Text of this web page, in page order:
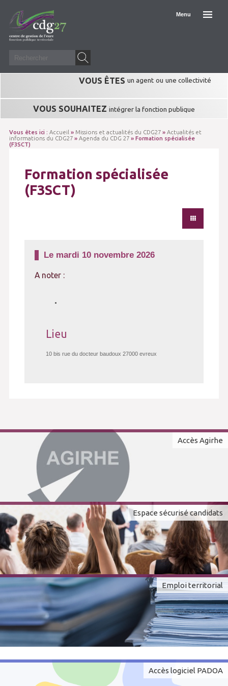
Menu
VOUS ÊTES un agent ou une collectivité
VOUS SOUHAITEZ intégrer la fonction publique
Vous êtes ici : Accueil » Missions et actualités du CDG27» Actualités et
informations du CDG27» Agenda du CDG 27» Formation spécialisée
(F3SCT)
Formation spécialisée
(F3SCT)
Le mardi 10 novembre 2026
A noter :
Lieu
10 bis rue du docteur baudoux 27000 evreux
Accès Agirhe
Espace sécurisé candidats
Emploi territorial
Accès logiciel PADOA